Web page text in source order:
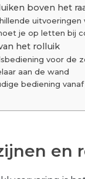
boven het
uitvoeringen
je op letten bij
het rolluik
voor de
aan de wand
bediening
en